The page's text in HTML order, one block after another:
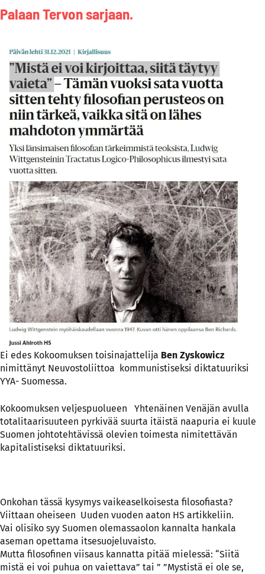
Palaan Tervon sarjaan.
Ei edes Kokoomuksen toisinajattelija Ben Zyskowicz
nimittänyt Neuvostoliittoa kommunistiseksi diktatuuriksi
YYA- Suomessa.
Kokoomuksen veljespuolueen Yhtenäinen Venäjän avulla
totalitaarisuuteen pyrkivää suurta itäistä naapuria ei kuule
Suomen johtotehtävissä olevien toimesta nimitettävän
kapitalistiseksi diktatuuriksi.
Onkohan tässä kysymys vaikeaselkoisesta filosofiasta?
Viittaan oheiseen Uuden vuoden aaton HS artikkeliin.
Vai olisiko syy Suomen olemassaolon kannalta hankala
aseman opettama itsesuojeluvaisto.
Mutta filosofinen viisaus kannatta pitää mielessä: “Siitä
mistä ei voi puhua on vaiettava” tai ” ”Mystistä ei ole se,